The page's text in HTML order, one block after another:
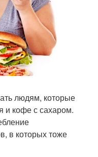
людям, которые
и кофе с сахаром.
в которых тоже